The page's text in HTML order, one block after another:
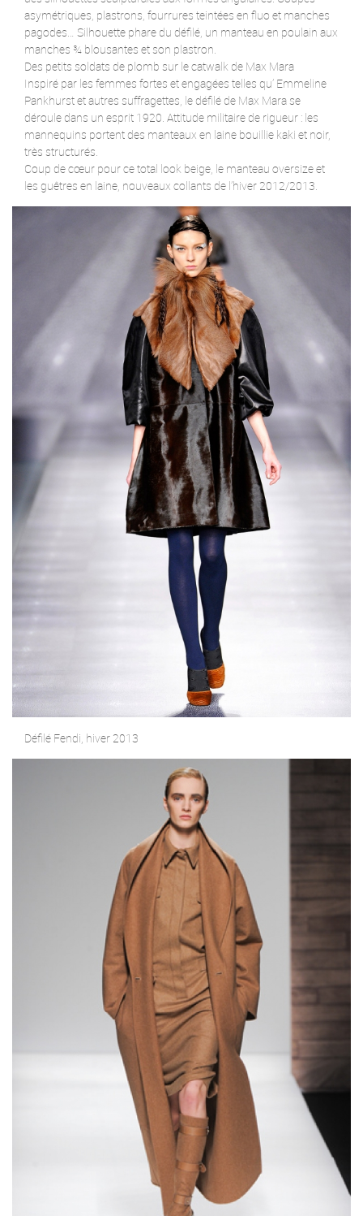
asymétriques, plastrons, fourrures teintées en fluo et manches
pagodes… Silhouette phare du défilé, un manteau en poulain aux
manches ¾ blousantes et son plastron.
Des petits soldats de plomb sur le catwalk de Max Mara
Inspiré par les femmes fortes et engagées telles qu’ Emmeline
Pankhurst et autres suffragettes, le défilé de Max Mara se
déroule dans un esprit 1920. Attitude militaire de rigueur : les
mannequins portent des manteaux en laine bouillie kaki et noir,
très structurés.
Coup de cœur pour ce total look beige, le manteau oversize et
les guêtres en laine, nouveaux collants de l’hiver 2012/2013.
Défilé Fendi, hiver 2013